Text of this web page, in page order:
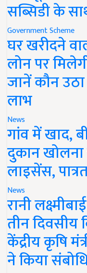
सब्सिडी के
Government Scheme
घर खरीदने
लोन पर
जानें कौन
लाभ
News
गांव में खाद,
दुकान खोलना
लाइसेंस,
News
रानी
तीन दिवसीय
केंद्रीय कृषि
ने किया